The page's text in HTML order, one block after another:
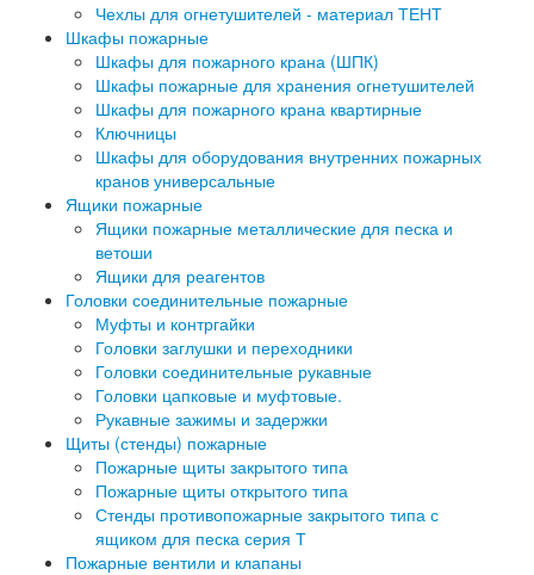
Чехлы для огнетушителей - материал ТЕНТ
Шкафы пожарные
Шкафы для пожарного крана (ШПК)
Шкафы пожарные для хранения огнетушителей
Шкафы для пожарного крана квартирные
Ключницы
Шкафы для оборудования внутренних пожарных
кранов универсальные
Ящики пожарные
Ящики пожарные металлические для песка и
ветоши
Ящики для реагентов
Головки соединительные пожарные
Муфты и контргайки
Головки заглушки и переходники
Головки соединительные рукавные
Головки цапковые и муфтовые.
Рукавные зажимы и задержки
Щиты (стенды) пожарные
Пожарные щиты закрытого типа
Пожарные щиты открытого типа
Стенды противопожарные закрытого типа с
ящиком для песка серия Т
Пожарные вентили и клапаны